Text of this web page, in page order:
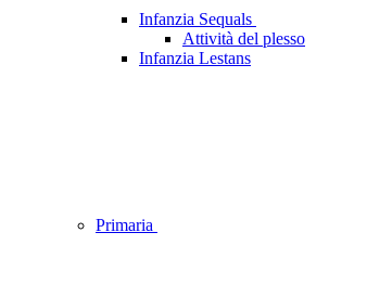
Infanzia Sequals
Attività del plesso
Infanzia Lestans
Primaria